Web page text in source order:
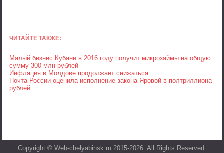
ЧИТАЙТЕ ТАКЖЕ:
Малый бизнес Кубани в 2016 году получит микрозаймы на общую
сумму 300 млн рублей
Инфляция в Молдове продолжает снижаться
Почта России оценила исполнение закона Яровой в полтриллиона
рублей
Copyright © Web-chelyabinsk.ru 2015-2026. All Rights Reserved.